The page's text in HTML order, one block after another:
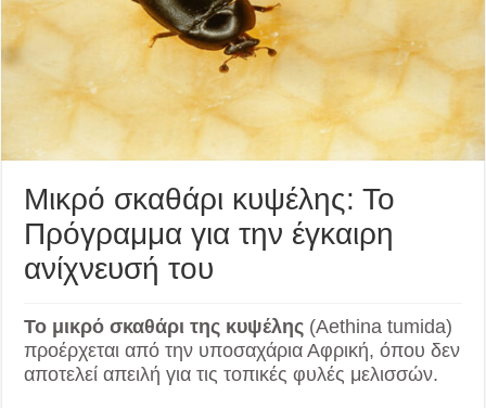
Μικρό σκαθάρι κυψέλης: Το
Πρόγραμμα για την έγκαιρη
ανίχνευσή του
Το μικρό σκαθάρι της κυψέλης (Aethina tumida)
προέρχεται από την υποσαχάρια Αφρική, όπου δεν
αποτελεί απειλή για τις τοπικές φυλές μελισσών.